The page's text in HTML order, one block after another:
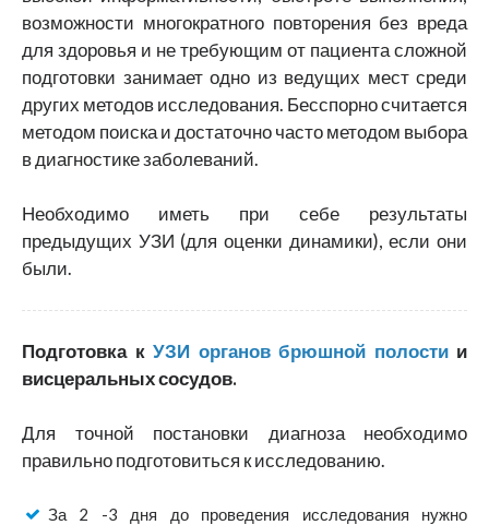
возможности многократного повторения без вреда
для здоровья и не требующим от пациента сложной
подготовки занимает одно из ведущих мест среди
других методов исследования. Бесспорно считается
методом поиска и достаточно часто методом выбора
в диагностике заболеваний.
Необходимо иметь при себе результаты
предыдущих УЗИ (для оценки динамики), если они
были.
Подготовка к УЗИ органов брюшной полостии
висцеральных сосудов.
Для точной постановки диагноза необходимо
правильно подготовиться к исследованию.
За 2 -3 дня до проведения исследования нужно